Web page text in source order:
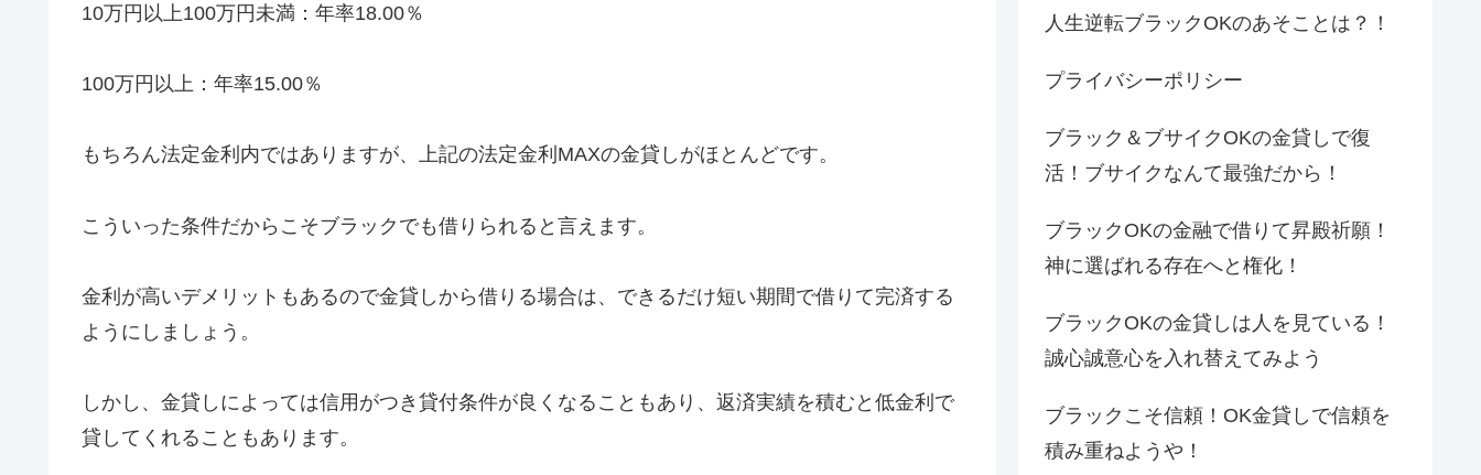
10万円以上100万円未満：年率18.00％
100万円以上：年率15.00％
もちろん法定金利内ではありますが、上記の法定金利MAXの金貸しがほとんどです。
こういった条件だからこそブラックでも借りられると言えます。
金利が高いデメリットもあるので金貸しから借りる場合は、できるだけ短い期間で借りて完済する
ようにしましょう。
しかし、金貸しによっては信用がつき貸付条件が良くなることもあり、返済実績を積むと低金利で
貸してくれることもあります。
人生逆転ブラックOKのあそことは？！
プライバシーポリシー
ブラック＆ブサイクOKの金貸しで復
活！ブサイクなんて最強だから！
ブラックOKの金融で借りて昇殿祈願！
神に選ばれる存在へと権化！
ブラックOKの金貸しは人を見ている！
誠心誠意心を入れ替えてみよう
ブラックこそ信頼！OK金貸しで信頼を
積み重ねようや！